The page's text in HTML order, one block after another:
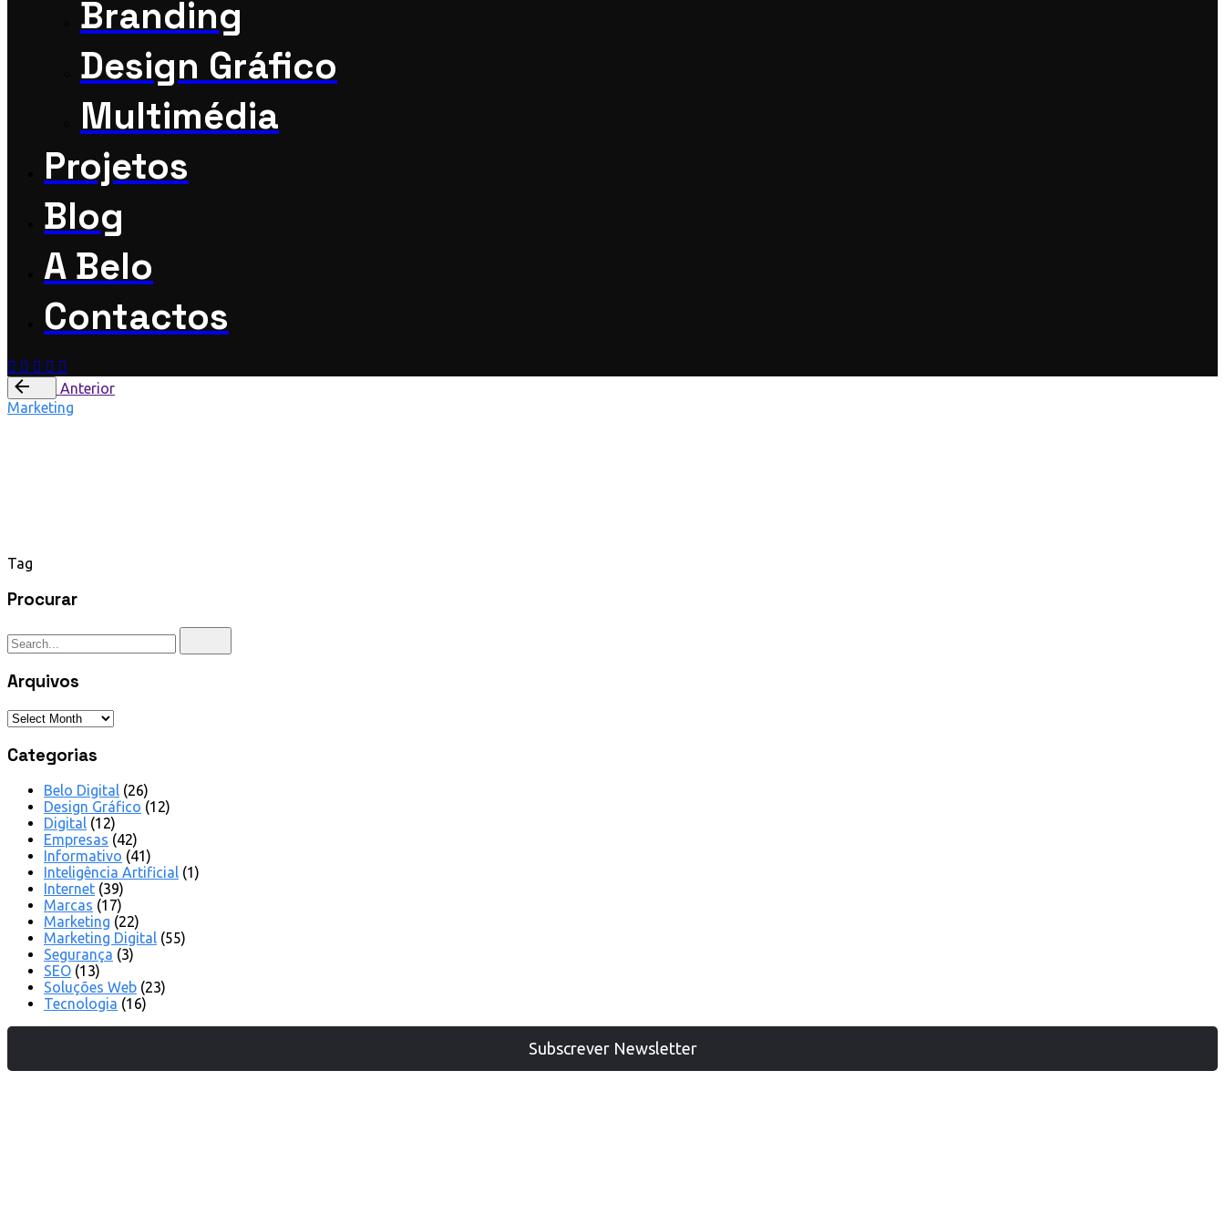
Branding
Design Gráfico
Multimédia
Projetos
Blog
A Belo
Contactos
Anterior
Marketing
Tag
Procurar
Arquivos
Categorias
Belo Digital (26)
Design Gráfico (12)
Digital (12)
Empresas (42)
Informativo (41)
Inteligência Artificial (1)
Internet (39)
Marcas (17)
Marketing (22)
Marketing Digital (55)
Segurança (3)
SEO (13)
Soluções Web (23)
Tecnologia (16)
Subscrever Newsletter